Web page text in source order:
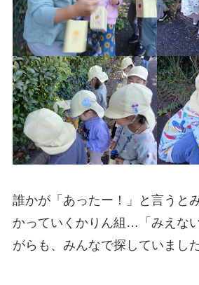
誰かが「あったー！」と言うと
かっていくかりん組…「みえな
がらも、みんなで探していまし